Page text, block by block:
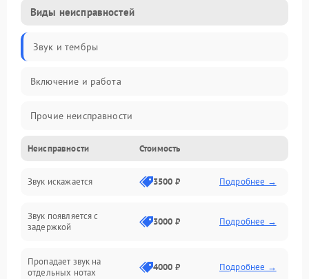
Виды неисправностей
Звук и тембры
Включение и работа
Прочие неисправности
Управление и электроника
Клавиатура
Подключения и интерфейсы
Неисправности Стоимость
Звук искажается 3500 ₽ Подробнее →
Звук появляется с
задержкой
3000 ₽ Подробнее →
Пропадает звук на
отдельных нотах
4000 ₽ Подробнее →